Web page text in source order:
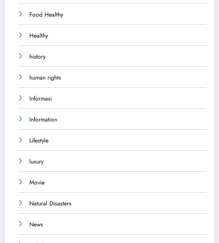
Food Healthy
Healthy
history
human rights
Informasi
Information
Lifestyle
luxury
Movie
Natural Disasters
News